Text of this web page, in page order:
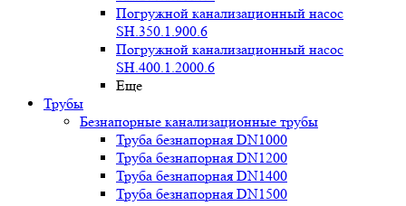
Погружной канализационный насос
SH.350.1.900.6
Погружной канализационный насос
SH.400.1.2000.6
Еще
Трубы
Безнапорные канализационные трубы
Труба безнапорная DN1000
Труба безнапорная DN1200
Труба безнапорная DN1400
Труба безнапорная DN1500